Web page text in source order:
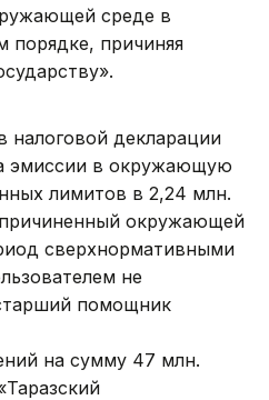
среде в
порядке, причиняя
декларации
эмиссии в окружающую
лимитов в 2,24 млн.
окружающей
сверхнормативными
не
помощник
на сумму 47 млн.